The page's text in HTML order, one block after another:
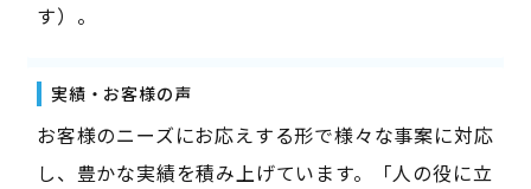
す）。
実績・お客様の声
お客様のニーズにお応えする形で様々な事案に対応
し、豊かな実績を積み上げています。「人の役に立